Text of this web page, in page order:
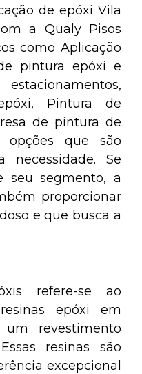
de epóxi Vila
a Qualy Pisos
como Aplicação
pintura epóxi e
Pintura de
de pintura de
opções que são
necessidade. Se
seu segmento, a
proporcionar
e que busca a
refere-se ao
epóxi em
revestimento
resinas são
excepcional